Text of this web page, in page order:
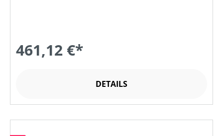
461,12 €*
DETAILS